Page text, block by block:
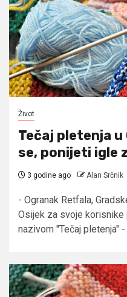
Život
Tečaj pletenja
se, ponijeti igle
3 godine ago Alan Srčnik
- Ogranak Retfala,
Osijek za svoje korisnike
nazivom "Tečaj pletenja" -